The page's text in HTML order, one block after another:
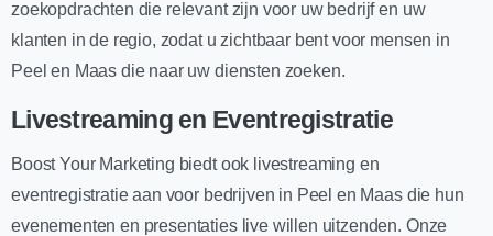
zoekopdrachten die relevant zijn voor uw bedrijf en uw
klanten in de regio, zodat u zichtbaar bent voor mensen in
Peel en Maas die naar uw diensten zoeken.
Livestreaming en Eventregistratie
Boost Your Marketing biedt ook livestreaming en
eventregistratie aan voor bedrijven in Peel en Maas die hun
evenementen en presentaties live willen uitzenden. Onze